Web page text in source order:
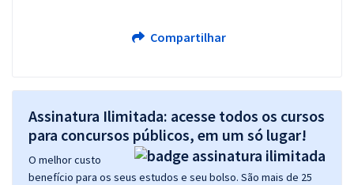
Compartilhar
Assinatura Ilimitada: acesse todos os cursos
para concursos públicos, em um só lugar!
O melhor custo
benefício para os seus estudos e seu bolso. São mais de 25